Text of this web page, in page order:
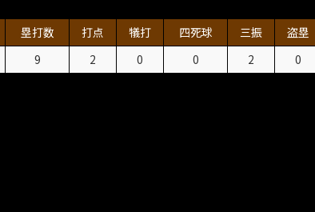
塁打数 打点 犠打 四死球 三振 盗塁
9 2 0 0 2 0